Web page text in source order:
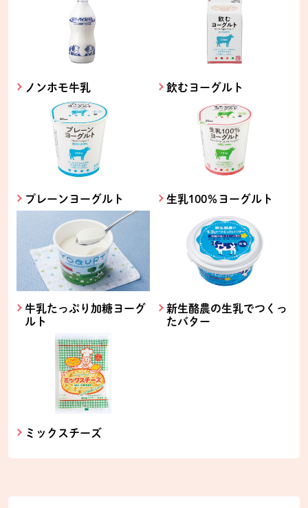
ノンホモ牛乳 飲むヨーグルト
プレーンヨーグルト 生乳100％ヨーグルト
牛乳たっぷり加糖ヨーグ
ルト
新生酪農の生乳でつくっ
たバター
ミックスチーズ